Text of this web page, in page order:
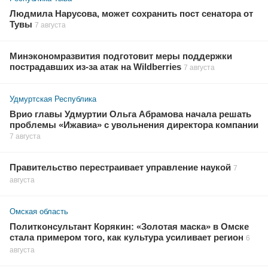
Людмила Нарусова, может сохранить пост сенатора от
Тувы 7 августа
Минэкономразвития подготовит меры поддержки
пострадавших из-за атак на Wildberries 7 августа
Удмуртская Республика
Врио главы Удмуртии Ольга Абрамова начала решать
проблемы «Ижавиа» с увольнения директора компании
7 августа
Правительство перестраивает управление наукой 7
августа
Омская область
Политконсультант Корякин: «Золотая маска» в Омске
стала примером того, как культура усиливает регион 6
августа